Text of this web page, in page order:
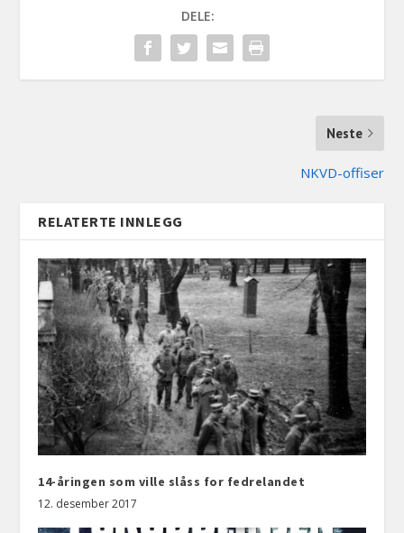
DELE:
Neste
NKVD-offiser
RELATERTE INNLEGG
14-åringen som ville slåss for fedrelandet
12. desember 2017